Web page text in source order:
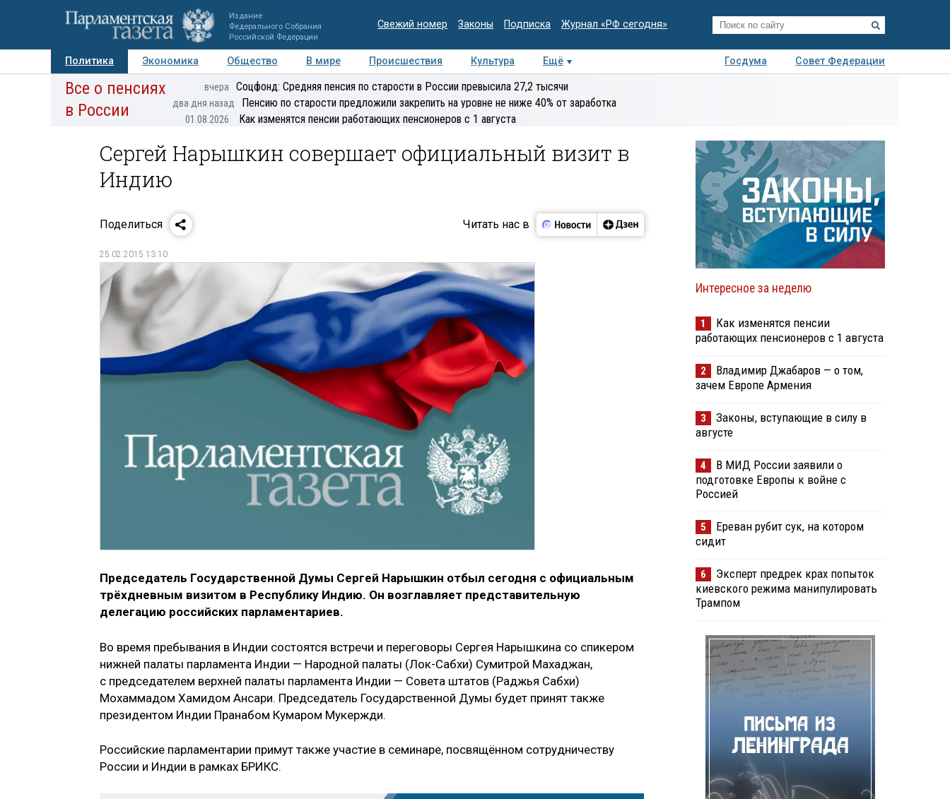
Издание
Федерального Собрания
Российской Федерации
Свежий номер Законы Подписка Журнал «РФ сегодня»
Политика Экономика Общество В мире Происшествия Культура Ещё Госдума
Совет Федерации
Авторы Персоны Мнения Регионы Медиацентр Интервью Колумнисты
экспертиза
Все о пенсиях
в России
вчера Соцфонд: Средняя пенсия по старости в России превысила 27,2 тысячи
два дня назад Пенсию по старости предложили закрепить на уровне не ниже 40% от заработка
01.08.2026 Как изменятся пенсии работающих пенсионеров с 1 августа
Сергей Нарышкин совершает официальный визит в
Индию
Поделиться Читать нас в
25.02.2015 13:10
Председатель Государственной Думы Сергей Нарышкин отбыл сегодня с официальным
трёхдневным визитом в Республику Индию. Он возглавляет представительную
делегацию российских парламентариев.
Во время пребывания в Индии состоятся встречи и переговоры Сергея Нарышкина со спикером
нижней палаты парламента Индии — Народной палаты (Лок-Сабхи) Сумитрой Махаджан,
с председателем верхней палаты парламента Индии — Совета штатов (Раджья Сабхи)
Мохаммадом Хамидом Ансари. Председатель Государственной Думы будет принят также
президентом Индии Пранабом Кумаром Мукержди.
Российские парламентарии примут также участие в семинаре, посвящённом сотрудничеству
России и Индии в рамках БРИКС.
Интересное за неделю
1
Как изменятся пенсии
работающих пенсионеров с 1 августа
2
Владимир Джабаров — о том,
зачем Европе Армения
3
Законы, вступающие в силу в
августе
4
В МИД России заявили о
подготовке Европы к войне с
Россией
5
Ереван рубит сук, на котором
сидит
6
Эксперт предрек крах попыток
киевского режима манипулировать
Трампом